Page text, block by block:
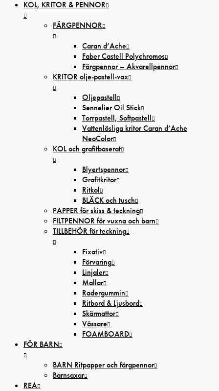
KOL, KRITOR & PENNOR
FÄRGPENNOR
Caran d’Ache
Faber Castell Polychromos
Färgpennor – Akvarellpennor
KRITOR olje-pastell-vax
Oljepastell
Sennelier Oil Stick
Torrpastell, Softpastell
Vattenlösliga kritor Caran d’Ache
NeoColor
KOL och grafitbaserat
Blyertspennor
Grafitkritor
Ritkol
BLÄCK och tusch
PAPPER för skiss & teckning
FILTPENNOR för vuxna och barn
TILLBEHÖR för teckning
Fixativ
Förvaring
Linjaler
Mallar
Radergummin
Ritbord & Ljusbord
Skärmattor
Vässare
FOAMBOARD
FÖR BARN
BARN Ritpapper och färgpennor
Barnsaxar
REA